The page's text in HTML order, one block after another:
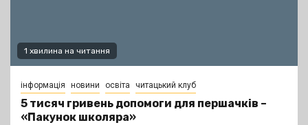
1 хвилина на читання
інформація новини освіта читацький клуб
5 тисяч гривень допомоги для першачків –
«Пакунок школяра»